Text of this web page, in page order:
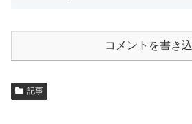
コメントを書き
記事